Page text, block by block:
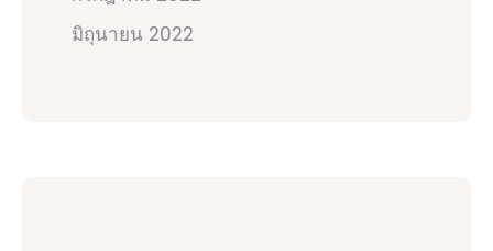
มิถุนายน 2022